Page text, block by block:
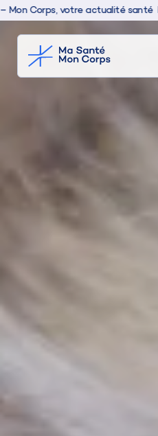
votre actualité santé Ma
Nos produits
Boutique
Conseils &